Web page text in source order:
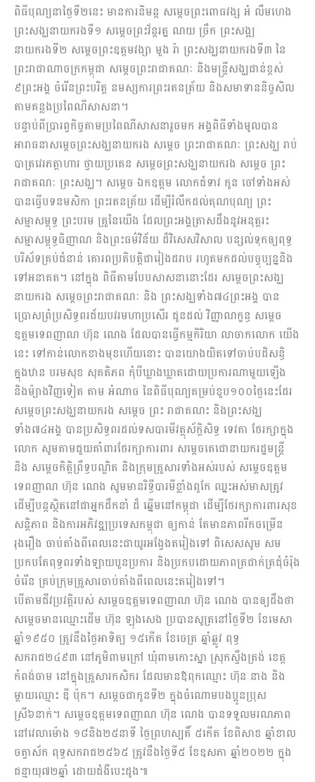
ពិធីបុណ្យនាថ្ងៃទី២នេះ មានការនិមន្ត សម្តេចព្រះពោធវង្ស អំ លឹមហេង
ព្រះសង្ឃនាយករងទី១ សម្តេចព្រះវ័ន្តរត្ន ណយ ច្រឹក ព្រះសង្ឍ
នាយករងទី២ សម្តេចព្រះឧត្តមវង្សា មួង រ៉ា ព្រះសង្ឃនាយករងទី៣ នៃ
ព្រះរាជាណាចក្រកម្ពុជា សម្តេចព្រះរាជាគណៈ និងមន្រ្តីសង្ឃជាន់ខ្ពស់
៩ព្រះអង្គ ចំរើនព្រះបរិត្ត នមស្សការព្រះរតនត្រ័យ និងសមាទាននិច្ចសិល
តាមគន្លងប្រពៃណីសាសនា។
បន្ទាប់ពីប្រារព្វកិច្ចតាមប្រពៃណីសាសនារួចមក អង្គពិធីទាំងមូលបាន
អារាធនាសម្តេចព្រះសង្ឃនាយករង សម្តេច ព្រះរាជាគណៈ ព្រះសង្ឃ រាប់
បាត្រវេរភត្តាហារ ថ្វាយប្រគេន សម្តេចព្រះសង្ឃនាយករង សម្តេច ព្រះ
រាជាគណៈ ព្រះសង្ឃ។ សម្តេច ឯកឧត្តម លោកជំទាវ កូន ចៅទាំងអស់
បានធ្វើបទនមសិកា ព្រះរតនត្រ័យ ដើម្បីរំលឹកដល់គុណបុណ្យ ព្រះ
សម្មាសម្ពុទ្ធ ព្រះបរម គ្រួនៃយើង ដែលព្រះអង្គត្រាសដឹងនូវអនុត្តរះ
សម្មាសម្ពុទ្ធធិញាណ និងព្រះធម៌វិន័យ ដ៏វិសេសវិសាល បន្សល់ទុកឲ្យពុទ្ធ
បរិស័ទគ្រប់ជំនាន់ គោរពប្រតិបត្តិជារៀងដរាប រហូតមកដល់បច្ចុប្បន្ននិង
ទៅអនាគត។ នៅក្នុង ពិធីតាមបែបសាសនានោះដែរ សម្តេចព្រះសង្ឃ
នាយករង សម្តេចព្រះរាជាគណៈ និង ព្រះសង្ឃទាំង៧៤ព្រះអង្គ បាន
ប្រោសព្រំប្រសិទ្ធពរជ័យបវរមហាប្រសើរ ជូនដល់ វិញ្ញាណក្ខន្ធ សម្តេច
ឧត្តមទេពញាណ ហ៊ុន ណេង ដែលបានធ្វើកម្មកិរិយា លាចាកលោក យើង
នេះ ទៅកាន់លោកខាងមុខហើយនោះ បានយោងយិតទៅចាប់បដិសន្ធិ
ក្នុងឋាន បរមសុខ សុគតិភព កុំបីឃ្លាងឃ្លាតដោយប្រការណាមួយឡើង
និងម៉្យាងវិញទៀត តាម អំណាច នៃពិធីបុណ្យគម្រប់ខួប១០០ថ្ងៃនេះដែរ
សម្តេចព្រះសង្ឃនាយករង សម្តេច ព្រះ រាជាគណះ និងព្រះសង្ឃ
ទាំង៧៤អង្គ បានប្រសិទ្ធពរដល់ទសបារមីវត្ថុស័ក្តិសិទ្ធ ទេវតា ថែរក្សាក្នុង
លោក សូមតាមជួយគាំពារថែរក្សាការពារ សម្តេចតេជោនាយករដ្ឋមន្រ្តី
និង សម្តេចកិត្តិព្រឹទ្ធបណ្ឌិត និងក្រុមគ្រួសារទាំងអស់របស់ សម្តេចឧត្តម
ទេពញាណ ហ៊ុន ណេង សូមមានរិទ្ធីបារមីខ្លាំងពូកែ ឈ្នះអស់មាសត្រូវ
ដើម្បីបន្តស្ថិតនៅជាអ្នកដឹកនាំ ដ៏ ឆ្នើមនៅកម្ពុជា ដើម្បីថែរក្សាការពារសុខ
សន្តិភាព និងការអភិវឌ្ឍប្រទេសកម្ពុជា ឲ្យកាន់ តែមានភាពរីកចម្រើន
រុងរឿង ចាប់តាំងពីពេលនេះជាយូរអង្វែងតរៀងទៅ ពិសេសសូម សម
ប្រកបតែពុទ្ធពរទាំងឡាយបួនប្រការ និងប្រកបដោយភាពត្រជាក់ត្រជុំចំរ៉ុង
ចំរើន គ្រប់ក្រុមគ្រួសារចាប់តាំងពីពេលនេះតរៀងទៅ។
បើតាមជីវប្រវត្តិរបស់ សម្តេចឧត្តមទេពញាណ ហ៊ុន ណេង បានឲ្យដឹងថា
សម្តេចមានឈ្មោះដើម ហ៊ុន ឡុងសេង ប្របានសូត្រនៅថ្ងៃទី២ ខែមេសា
ឆ្នាំ១៩៥០ ត្រូវនឹងថ្ងៃអាទិត្យ ១៥កើត ខែចេត្រ ឆ្នាំឆ្លូវ ពុទ្ធ
សករាជ២៤៩៣ នៅភូមិពាមក្រៅ ឃុំពាមកោះស្នា ស្រុកស្ទឹងត្រង់ ខេត្ត
កំពង់ចាម នៅក្នុងគ្រួសារកសិករ ដែលមានឪពុកឈ្មោះ ហ៊ុន នាង និង
ម្តាយឈ្មោះ ឌី ប៉ុក។ សម្តេចជាកូនទី២ ក្នុងចំណោមបងប្អូនប្រុស
ស្រី៦នាក់។ សម្តេចឧត្តមទេពញាណ ហ៊ុន ណេង បានទទួលមរណភាព
នៅវេលាម៉ោង ១៨និង២៥នាទី ថ្ងៃព្រហស្បតិ៍ ៥កើត ខែពិសាខ ឆ្នាំខាល
ចត្វាស័ក ពុទ្ធសករាជ២៥៦៥ ត្រូវនឹងថ្ងៃទី៥ ខែឧសភា ឆ្នាំ២០២២ ក្នុង
ជន្មាយុ៧២ឆ្នាំ ដោយជំងឺបេះដូង៕